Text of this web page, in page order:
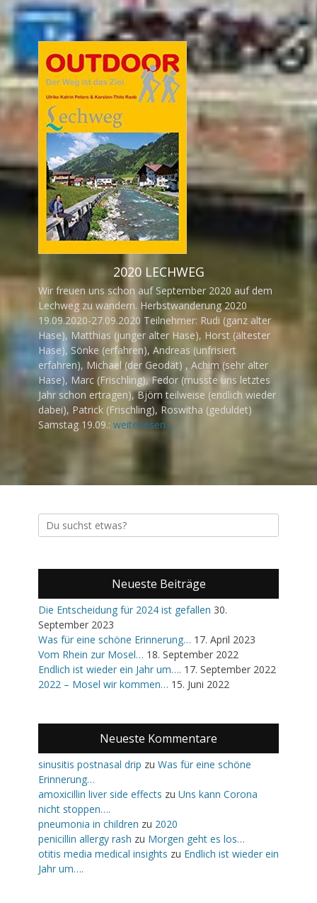
2020 LECHWEG
Wir freuen uns schon auf September 2020 auf dem
Lechweg zu wandern. Herbstwanderung 2020
19.09.2020-27.09.2020 Teilnehmer: Rudi (ganz alter
Hase), Matthias (junger alter Hase), Horst (ältester
Hase), Sönke (erfahren), Andreas (unfrisiert
erfahren), Michael (der Geodät) , Achim (sehr alter
Hase), Marc (Frischling), Fedor (musste uns letztes
Jahr schon ertragen), Björn teilweise (endlich wieder
dabei), Patrick (Frischling), Roswitha (geduldet)
Samstag 19.09.: weiterlesen...
Suche
nach:
Neueste Beiträge
Die Entscheidung für 2024 ist gefallen 30.
September 2023
Was für eine schöne Erinnerung… 17. April 2023
Vom Rhein zur Mosel… 18. September 2022
Endlich ist wieder ein Jahr um…. 17. September 2022
2022 – Mosel wir kommen… 15. Juni 2022
Neueste Kommentare
sinusitis postnasal drip zu Was für eine schöne
Erinnerung…
amoxicillin liver side effects zu Uns kann Corona
nicht stoppen….
pneumonia in children zu 2020
penicillin allergy rash zu Morgen geht es los…
otitis media medical insights zu Endlich ist wieder ein
Jahr um….